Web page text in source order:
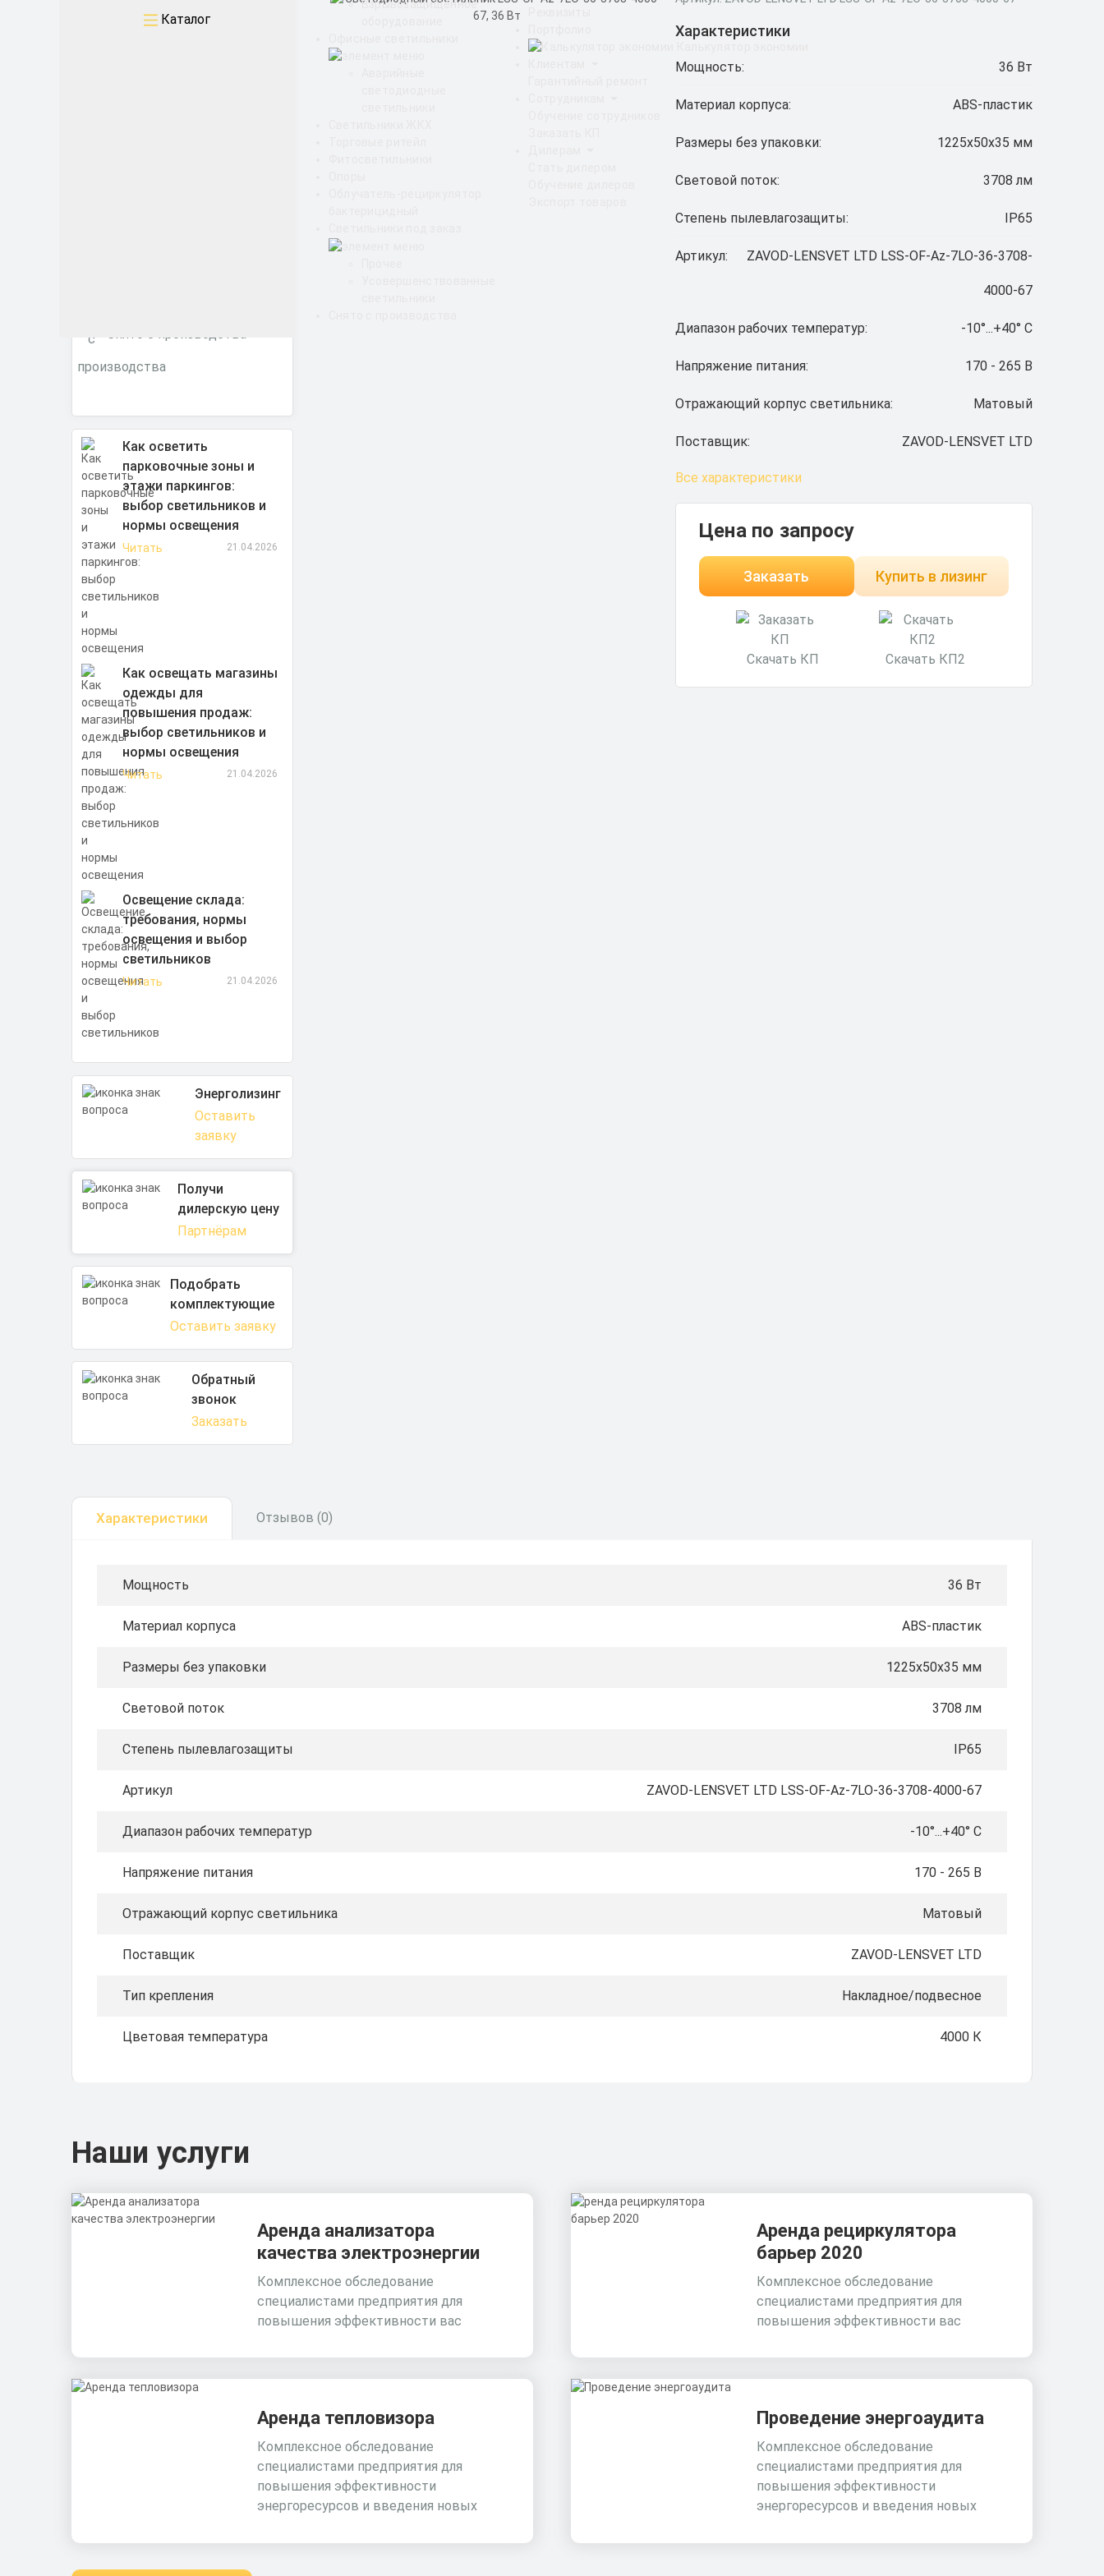
Каталог
Взрывозащищенное
Промышленные
Снято с производства
Как осветить
парковочные зоны и
этажи паркингов:
выбор светильников и
нормы освещения
Читать 21.04.2026
Как освещать магазины
одежды для
повышения продаж:
выбор светильников и
нормы освещения
Читать 21.04.2026
Освещение склада:
требования, нормы
освещения и выбор
светильников
Читать 21.04.2026
Энерголизинг
Оставить
заявку
Получи
дилерскую цену
Партнёрам
Подобрать
комплектующие
Оставить заявку
Обратный
звонок
Заказать
Характеристики
Мощность: 36 Вт
Материал корпуса: ABS-пластик
Размеры без упаковки: 1225х50х35 мм
Световой поток: 3708 лм
Степень пылевлагозащиты: IP65
Артикул: ZAVOD-LENSVET LTD LSS-OF-Az-7LO-36-3708-
4000-67
Диапазон рабочих температур: -10°...+40° C
Напряжение питания: 170 - 265 В
Отражающий корпус светильника: Матовый
Поставщик: ZAVOD-LENSVET LTD
Все характеристики
Цена по запросу
Заказать Купить в лизинг
Скачать КП Скачать КП2
Характеристики Отзывов (0)
Мощность 36 Вт
Материал корпуса ABS-пластик
Размеры без упаковки 1225х50х35 мм
Световой поток 3708 лм
Степень пылевлагозащиты IP65
Артикул ZAVOD-LENSVET LTD LSS-OF-Az-7LO-36-3708-4000-67
Диапазон рабочих температур -10°...+40° C
Напряжение питания 170 - 265 В
Отражающий корпус светильника Матовый
Поставщик ZAVOD-LENSVET LTD
Тип крепления Накладное/подвесное
Цветовая температура 4000 К
Наши услуги
Аренда анализатора
качества электроэнергии
Комплексное обследование
специалистами предприятия для
повышения эффективности вас
Аренда рециркулятора
барьер 2020
Комплексное обследование
специалистами предприятия для
повышения эффективности вас
Аренда тепловизора
Комплексное обследование
специалистами предприятия для
повышения эффективности
энергоресурсов и введения новых
Проведение энергоаудита
Комплексное обследование
специалистами предприятия для
повышения эффективности
энергоресурсов и введения новых